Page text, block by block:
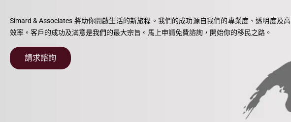
Simard & Associates 將助你開啟生活的新旅程。我們的成功源自我們的專業度、透明度及高
效率。客戶的成功及滿意是我們的最大宗旨。馬上申請免費諮詢，開始你的移民之路。
請求諮詢